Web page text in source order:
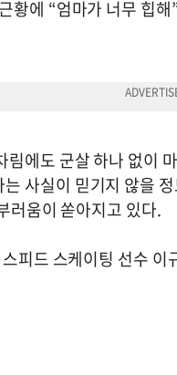
황에 “엄마가 너무 힙
림에도 군살 하나 없이
사실이 믿기지 않을
러움이 쏟아지고 있다.
피드 스케이팅 선수